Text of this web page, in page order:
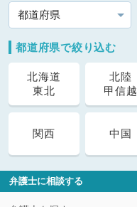
都道府県
都道府県で絞り込む
北海道
東北
北陸
甲信越
関西 中国
弁護士に相談する